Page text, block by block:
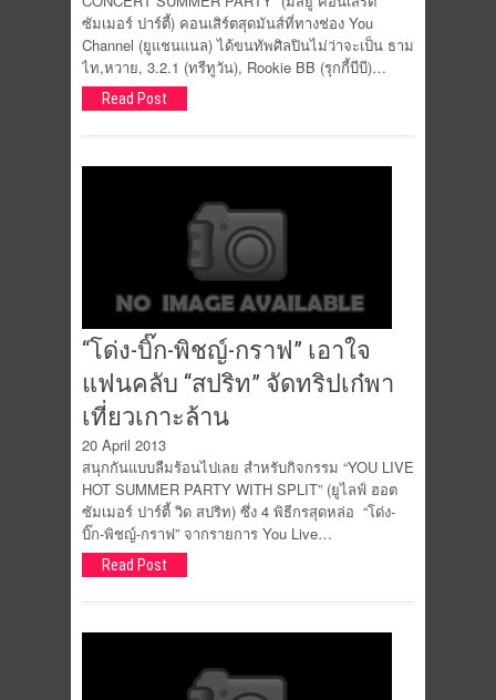
ซัมเมอร์ ปาร์ตี้) คอนเสิร์ตสุดมันส์ที่ทางช่อง You
Channel (ยูแชนแนล) ได้ขนทัพศิลปินไม่ว่าจะเป็น ธาม
ไท,หวาย, 3.2.1 (ทรีทูวัน), Rookie BB (รุกกี้บีบี)…
Read Post
“โด่ง-บิ๊ก-พิชญ์-กราฟ” เอาใจ
แฟนคลับ “สปริท” จัดทริปเก๋พา
เที่ยวเกาะล้าน
20 April 2013
สนุกกันแบบลืมร้อนไปเลย สำหรับกิจกรรม “YOU LIVE
HOT SUMMER PARTY WITH SPLIT” (ยูไลฟ์ ฮอต
ซัมเมอร์ ปาร์ตี้ วิด สปริท) ซึ่ง 4 พิธีกรสุดหล่อ “โด่ง-
บิ๊ก-พิชญ์-กราฟ” จากรายการ You Live…
Read Post